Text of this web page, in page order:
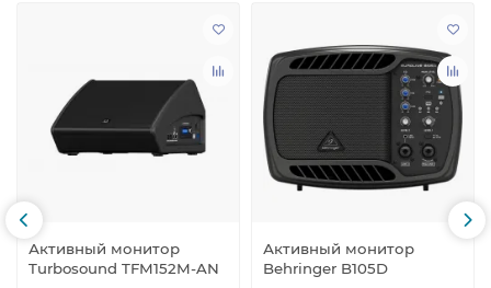
Активный монитор
Turbosound TFM152M-AN
Активный монитор
Behringer B105D